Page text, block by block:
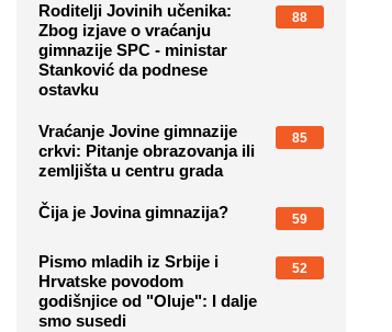
Roditelji Jovinih učenika:
Zbog izjave o vraćanju
gimnazije SPC - ministar
Stanković da podnese
ostavku
88
Vraćanje Jovine gimnazije
crkvi: Pitanje obrazovanja ili
zemljišta u centru grada
85
Čija je Jovina gimnazija? 59
Pismo mladih iz Srbije i
Hrvatske povodom
godišnjice od "Oluje": I dalje
smo susedi
52